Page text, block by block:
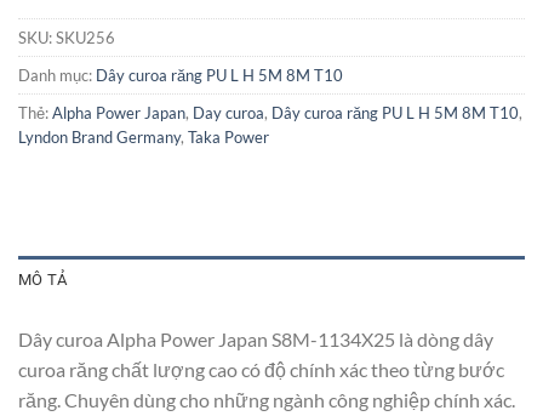
SKU:SKU256
Danh mục: Dây curoa răng PU L H 5M 8M T10
Thẻ:Alpha Power Japan, Day curoa, Dây curoa răng PU L H 5M 8M T10,
Lyndon Brand Germany, Taka Power
MÔ TẢ
Dây curoa Alpha Power Japan S8M-1134X25 là dòng dây
curoa răng chất lượng cao có độ chính xác theo từng bước
răng. Chuyên dùng cho những ngành công nghiệp chính xác.